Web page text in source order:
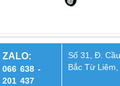
ZALO:
066 638 -
201 437
Số 31, Đ.
Bắc Từ